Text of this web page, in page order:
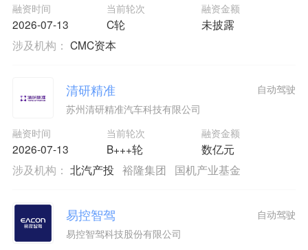
融资时间
2026-07-13
当前轮次
C轮
融资金额
未披露
涉及机构： CMC资本
清研精准
苏州清研精准汽车科技有限公司
融资时间
2026-07-13
当前轮次
B+++轮
融资金额
数亿元
自动驾驶
涉及机构： 北汽产投 裕隆集团 国机产业基金
易控智驾
易控智驾科技股份有限公司
自动驾驶